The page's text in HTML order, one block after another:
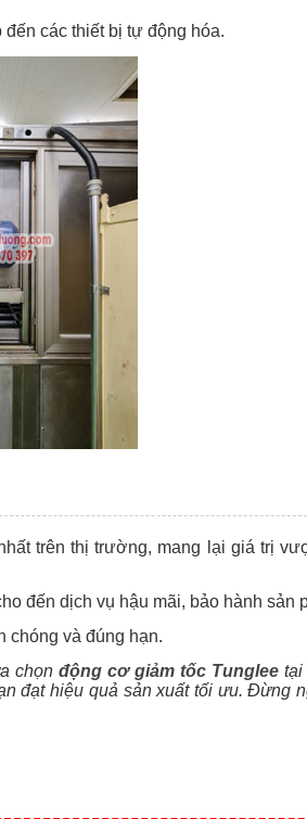
các thiết bị tự động hóa.
trên thị trường, mang lại giá trị
đến dịch vụ hậu mãi, bảo hành sản
chóng và đúng hạn.
chọnđộng cơ giảm tốc Tunglee
đạt hiệu quả sản xuất tối ưu. Đừng